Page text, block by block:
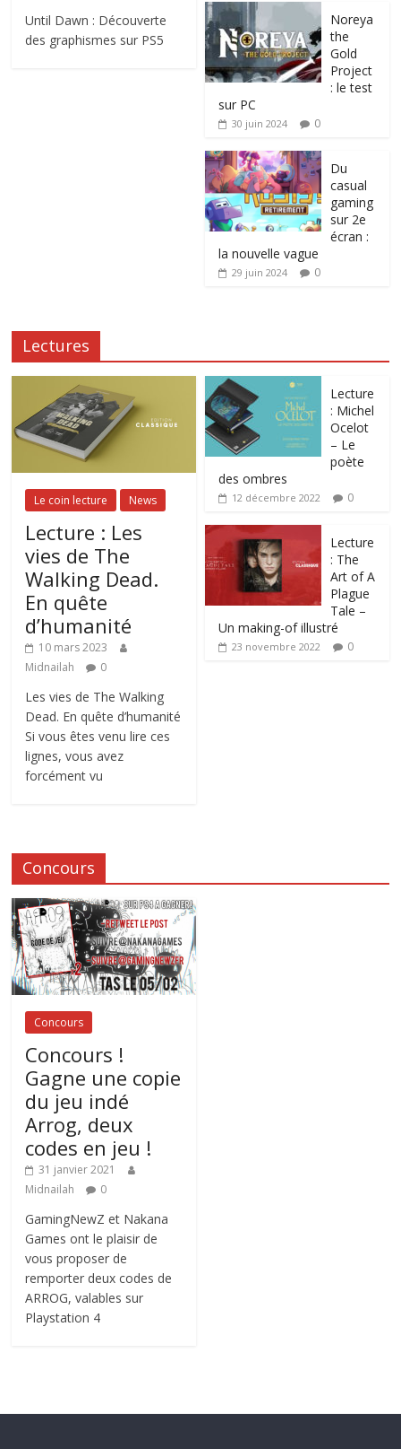
Until Dawn : Découverte
des graphismes sur PS5
Noreya
the
Gold
Project
: le test
sur PC
30 juin 2024 0
Du
casual
gaming
sur 2e
écran :
la nouvelle vague
29 juin 2024 0
Lectures
Le coin lecture News
Lecture : Les
vies de The
Walking Dead.
En quête
d’humanité
10 mars 2023
Midnailah
0
Les vies de The Walking
Dead. En quête d’humanité
Si vous êtes venu lire ces
lignes, vous avez
forcément vu
Lecture
: Michel
Ocelot
– Le
poète
des ombres
12 décembre 2022 0
Lecture
: The
Art of A
Plague
Tale –
Un making-of illustré
23 novembre 2022 0
Concours
Concours
Concours !
Gagne une copie
du jeu indé
Arrog, deux
codes en jeu !
31 janvier 2021
Midnailah
0
GamingNewZ et Nakana
Games ont le plaisir de
vous proposer de
remporter deux codes de
ARROG, valables sur
Playstation 4